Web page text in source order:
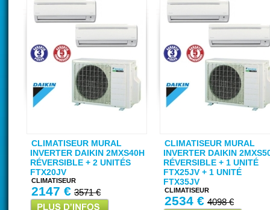
CLIMATISEUR MURAL
INVERTER DAIKIN 2MXS40H
RÉVERSIBLE + 2 UNITÉS
FTX20JV
CLIMATISEUR
2147 € 3571 €
CLIMATISEUR MURAL
INVERTER DAIKIN
RÉVERSIBLE + 1 UNITÉ
FTX25JV + 1 UNITÉ
FTX35JV
CLIMATISEUR
2534 € 4098 €